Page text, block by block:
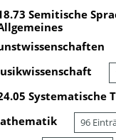
Semitische
Systematische
96